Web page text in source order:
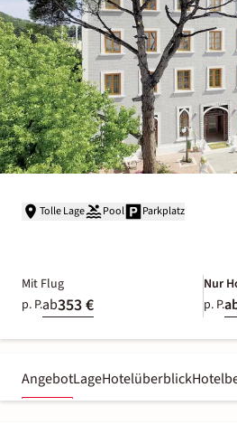
Tolle Lage Pool Parkplatz
Mit Flug
p. P.ab353 €
Nur
p. P.
AngebotLageHotelüberblick